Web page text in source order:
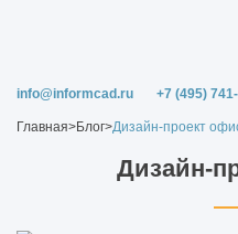
info@informcad.ru +7 (495)
Главная>Блог>Дизайн-проект
Дизайн-